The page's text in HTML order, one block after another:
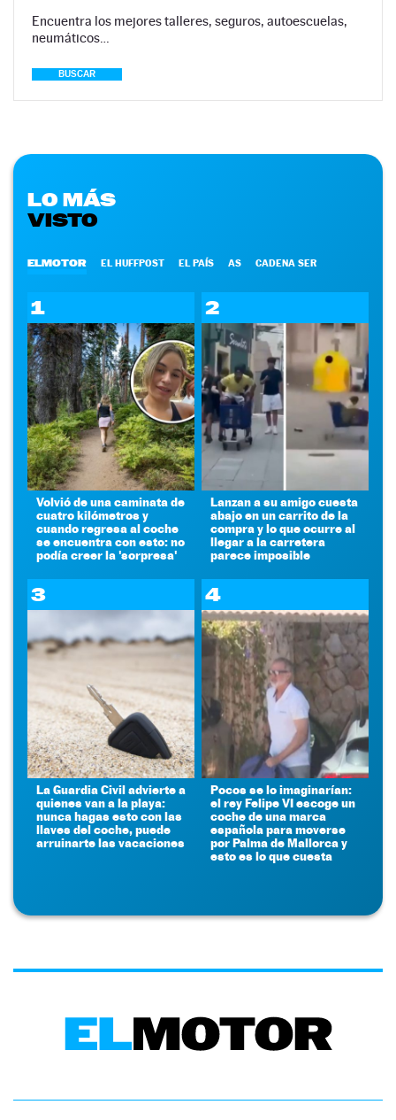
Encuentra los mejores talleres, seguros, autoescuelas,
neumáticos…
BUSCAR
LO MÁS
VISTO
ELMOTOR EL HUFFPOST EL PAÍS AS CADENA SER
1
Volvió de una caminata de
cuatro kilómetros y
cuando regresa al coche
se encuentra con esto: no
podía creer la 'sorpresa'
2
Lanzan a su amigo cuesta
abajo en un carrito de la
compra y lo que ocurre al
llegar a la carretera
parece imposible
3
La Guardia Civil advierte a
quienes van a la playa:
nunca hagas esto con las
llaves del coche, puede
arruinarte las vacaciones
4
Pocos se lo imaginarían:
el rey Felipe VI escoge un
coche de una marca
española para moverse
por Palma de Mallorca y
esto es lo que cuesta